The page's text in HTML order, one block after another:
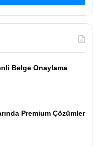
Belge Onaylama
Premium Çözümler